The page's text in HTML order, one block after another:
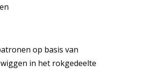
op basis van
in het rokgedeelte